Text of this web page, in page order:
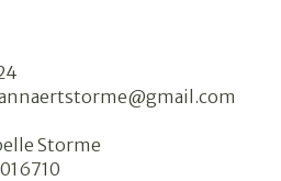
gmail.com
Storme